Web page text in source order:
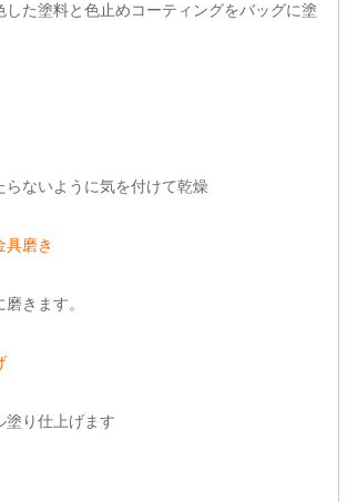
した塗料と色止めコーティングをバッグに塗
らないように気を付けて乾燥
具磨き
きます。
塗り仕上げます